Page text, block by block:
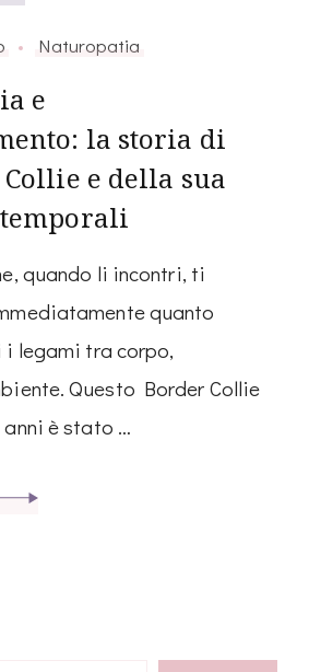
Naturopatia
e
la storia di
e della sua
quando li incontri, ti
quanto
legami tra corpo,
Questo Border Collie
è stato …